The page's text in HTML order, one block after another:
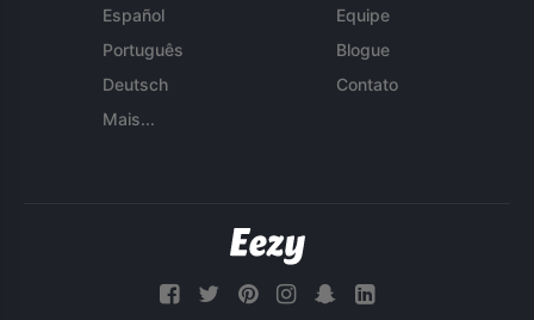
Español
Português
Deutsch
Mais...
Equipe
Blogue
Contato